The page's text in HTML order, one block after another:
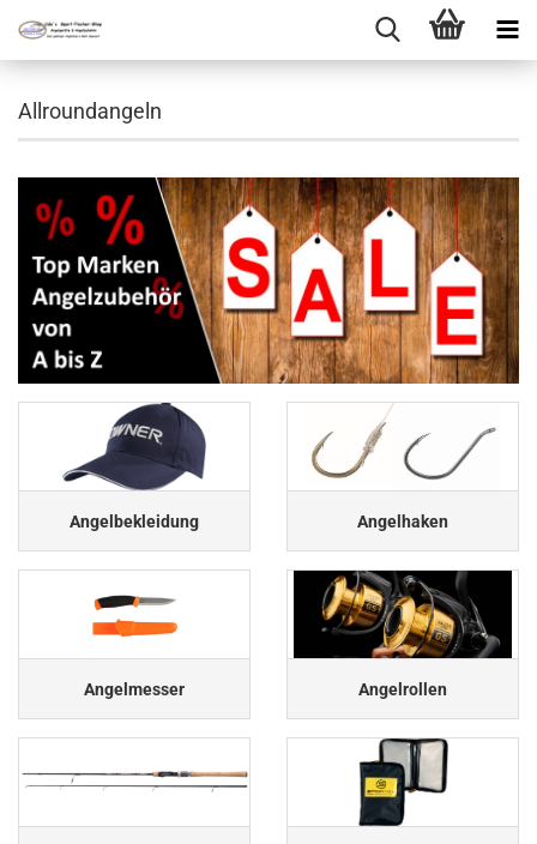
Allroundangeln
Angelbekleidung Angelhaken
Angelmesser Angelrollen